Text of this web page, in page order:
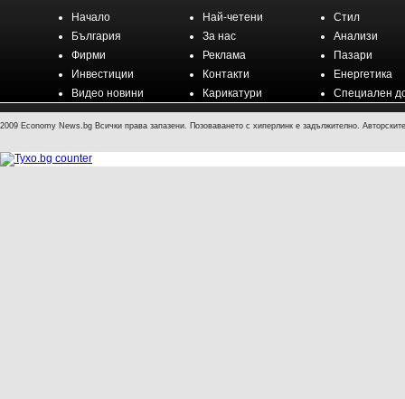
Начало Най-четени
Стил
България
За нас
Анализи
Фирми
Реклама
Пазари
Инвестиции
Контакти
Енергетика
Видео новини
Карикатури Специален
2009 Economy News.bg Всички права запазени. Позоваването с хиперлинк е задължително.